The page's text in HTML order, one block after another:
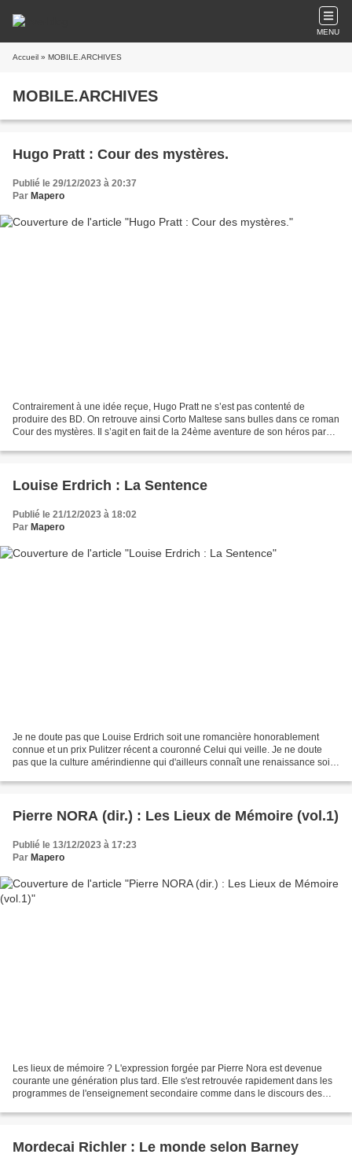
MENU
Accueil » MOBILE.ARCHIVES
MOBILE.ARCHIVES
Hugo Pratt : Cour des mystères.
Publié le 29/12/2023 à 20:37
Par Mapero
Contrairement à une idée reçue, Hugo Pratt ne s’est pas contenté de
produire des BD. On retrouve ainsi Corto Maltese sans bulles dans ce roman
Cour des mystères. Il s’agit en fait de la 24ème aventure de son héros parue
Louise Erdrich : La Sentence
Publié le 21/12/2023 à 18:02
Par Mapero
Je ne doute pas que Louise Erdrich soit une romancière honorablement
connue et un prix Pulitzer récent a couronné Celui qui veille. Je ne doute
pas que la culture amérindienne qui d'ailleurs connaît une renaissance soit
Pierre NORA (dir.) : Les Lieux de Mémoire (vol.1)
Publié le 13/12/2023 à 17:23
Par Mapero
Les lieux de mémoire ? L'expression forgée par Pierre Nora est devenue
courante une génération plus tard. Elle s'est retrouvée rapidement dans les
programmes de l'enseignement secondaire comme dans le discours des
Mordecai Richler : Le monde selon Barney